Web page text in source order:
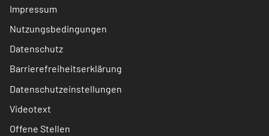
Impressum
Nutzungsbedingungen
Datenschutz
Barrierefreiheitserklärung
Datenschutzeinstellungen
Videotext
Offene Stellen